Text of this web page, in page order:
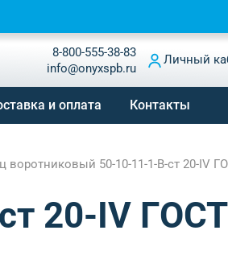
8-800-555-38-83
info@onyxspb.ru
Личный
и оплата Контакты
воротниковый 50-10-11-1-B-ст 20-IV
20-IV ГОСТ